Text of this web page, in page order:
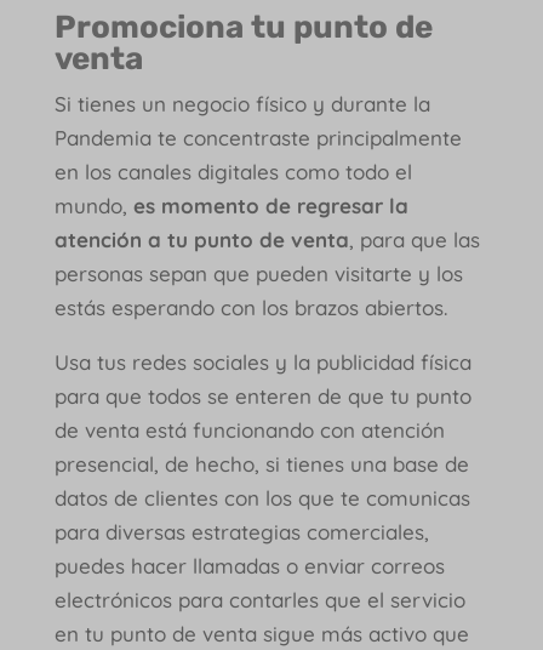
Promociona tu punto de
venta
Si tienes un negocio físico y durante la
Pandemia te concentraste principalmente
en los canales digitales como todo el
mundo, es momento de regresar la
atención a tu punto de venta, para que las
personas sepan que pueden visitarte y los
estás esperando con los brazos abiertos.
Usa tus redes sociales y la publicidad física
para que todos se enteren de que tu punto
de venta está funcionando con atención
presencial, de hecho, si tienes una base de
datos de clientes con los que te comunicas
para diversas estrategias comerciales,
puedes hacer llamadas o enviar correos
electrónicos para contarles que el servicio
en tu punto de venta sigue más activo que